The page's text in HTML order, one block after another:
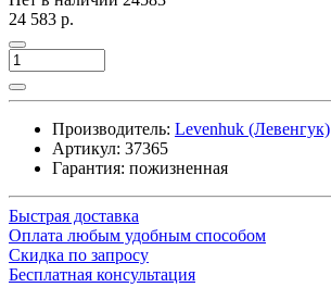
24 583 р.
Производитель: Levenhuk (Левенгук)
Артикул: 37365
Гарантия: пожизненная
Быстрая доставка
Оплата любым удобным способом
Скидка по запросу
Бесплатная консультация